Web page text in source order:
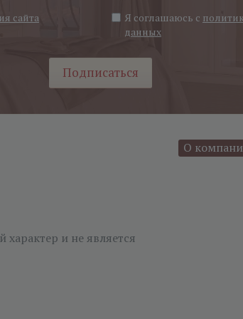
сайта Я соглашаюсь с
данных
Подписаться
и не является
О